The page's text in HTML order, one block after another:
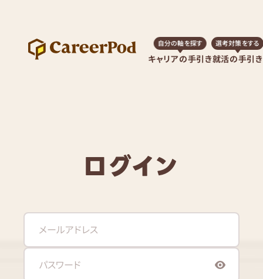
キャリアの手引き
自分の軸を探す
就活の手引き
選考対策をする
ログイン